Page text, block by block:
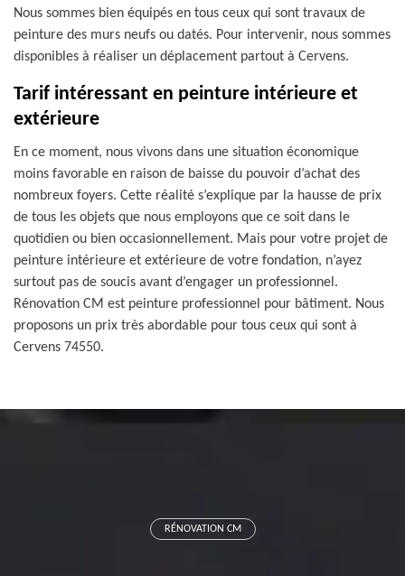
Nous sommes bien équipés en tous ceux qui sont travaux de
peinture des murs neufs ou datés. Pour intervenir, nous sommes
disponibles à réaliser un déplacement partout à Cervens.
Tarif intéressant en peinture intérieure et
extérieure
En ce moment, nous vivons dans une situation économique
moins favorable en raison de baisse du pouvoir d’achat des
nombreux foyers. Cette réalité s’explique par la hausse de prix
de tous les objets que nous employons que ce soit dans le
quotidien ou bien occasionnellement. Mais pour votre projet de
peinture intérieure et extérieure de votre fondation, n’ayez
surtout pas de soucis avant d’engager un professionnel.
Rénovation CM est peinture professionnel pour bâtiment. Nous
proposons un prix très abordable pour tous ceux qui sont à
Cervens 74550.
RÉNOVATION CM